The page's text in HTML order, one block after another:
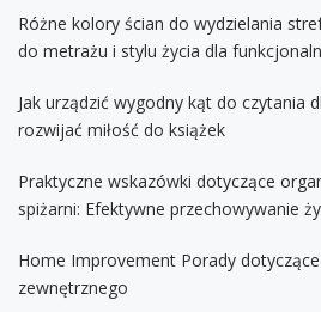
Różne kolory ścian do wydzielania
do metrażu i stylu życia dla
Jak urządzić wygodny kąt do czytania
rozwijać miłość do książek
Praktyczne wskazówki dotyczące
spiżarni: Efektywne przechowywanie
Home Improvement Porady
zewnętrznego